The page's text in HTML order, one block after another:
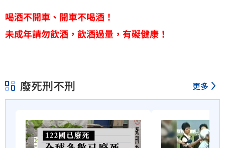
喝酒不開車、開車不喝酒！
未成年請勿飲酒，飲酒過量，有礙健康！
廢死刑不刑 更多